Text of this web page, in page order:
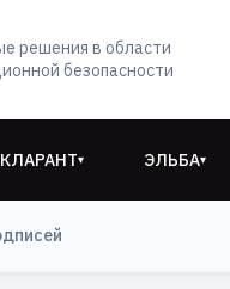
решения в области
безопасности
▾ ЭЛЬБА▾